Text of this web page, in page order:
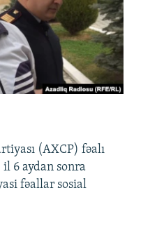
(AXCP) fəalı
il 6 aydan sonra
fəallar sosial